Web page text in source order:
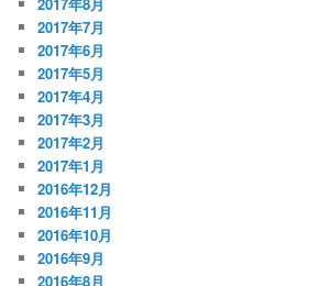
2017年8月
2017年7月
2017年6月
2017年5月
2017年4月
2017年3月
2017年2月
2017年1月
2016年12月
2016年11月
2016年10月
2016年9月
2016年8月